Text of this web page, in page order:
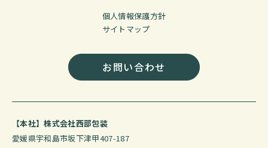
【本社】株式会社西部包装
愛媛県宇和島市坂下津甲407-187
個人情報保護方針
サイトマップ
お問い合わせ